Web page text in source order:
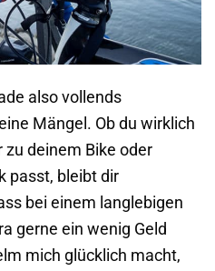
also vollends
Mängel. Ob du wirklich
deinem Bike oder
passt, bleibt dir
bei einem langlebigen
gerne ein wenig Geld
mich glücklich macht,